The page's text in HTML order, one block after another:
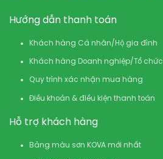
Hướng dẫn thanh toán
Khách hàng Cá nhân/Hộ gia đình
Khách hàng Doanh nghiệp/Tổ chức
Quy trình xác nhận mua hàng
Điều khoản & điều kiện thanh toán
Hỗ trợ khách hàng
Bảng màu sơn KOVA mới nhất